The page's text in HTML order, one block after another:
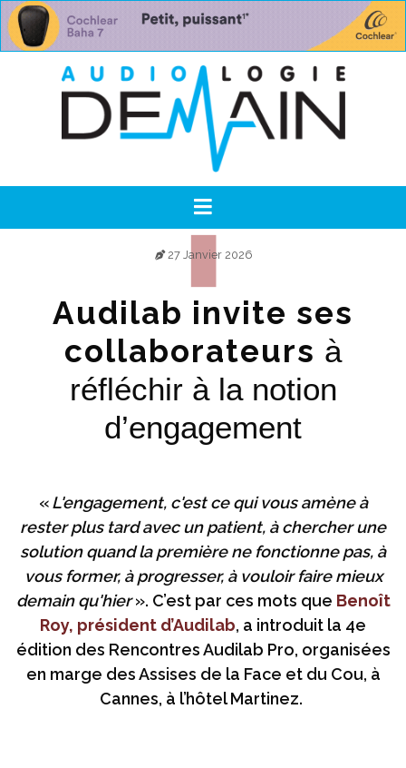
27 Janvier 2026
Audilab invite ses
collaborateurs à
réfléchir à la notion
d’engagement
«L'engagement, c'est ce qui vous amène à
rester plus tard avec un patient, à chercher une
solution quand la première ne fonctionne pas, à
vous former, à progresser, à vouloir faire mieux
demain qu'hier». C’est par ces mots que Benoît
Roy, président d’Audilab, a introduit la 4e
édition des Rencontres Audilab Pro, organisées
en marge des Assises de la Face et du Cou, à
Cannes, à l’hôtel Martinez.